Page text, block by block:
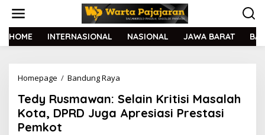
t
HOME INTERNASIONAL NASIONAL JAWA BARAT
Homepage / Bandung Raya
d
y
R
Tedy Rusmawan: Selain Kritisi Masalah
Kota, DPRD Juga Apresiasi Prestasi
Pemkot